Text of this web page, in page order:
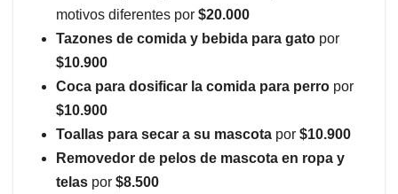
motivos diferentes por $20.000
Tazones de comida y bebida para gato por
$10.900
Coca para dosificar la comida para perro por
$10.900
Toallas para secar a su mascota por $10.900
Removedor de pelos de mascota en ropa y
telas por $8.500